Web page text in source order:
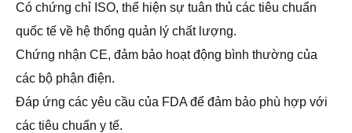
Có chứng chỉ ISO, thể hiện sự tuân thủ các tiêu chuẩn
quốc tế về hệ thống quản lý chất lượng.
Chứng nhận CE, đảm bảo hoạt động bình thường của
các bộ phận điện.
Đáp ứng các yêu cầu của FDA để đảm bảo phù hợp với
các tiêu chuẩn y tế.